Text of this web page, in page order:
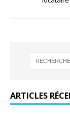
ARTICLES